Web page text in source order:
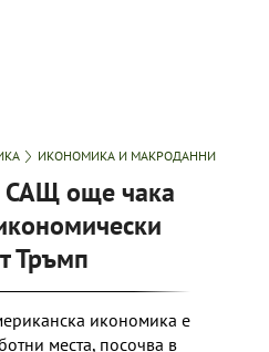
ИКОНОМИКА И МАКРОДАННИ
САЩ още чака
Тръмп
икономика е
места, посочва в